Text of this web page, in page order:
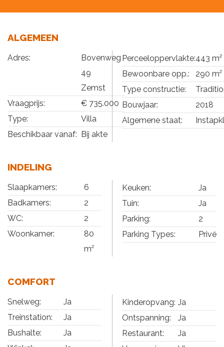
ALGEMEEN
Adres:
Bovenweg
49
Zemst
Vraagprijs:
€ 735.000
Type:
Villa
Beschikbaar vanaf: Bij akte
Perceeloppervlakte:443 m²
Bewoonbare opp.:
290 m²
Type constructie:
Bouwjaar:
2018
Algemene staat:
INDELING
Slaapkamers:
6
Badkamers:
2
WC:
2
Woonkamer:
80
m²
Keuken:
Ja
Tuin:
Ja
Parking:
2
Parking Types:
Privé
COMFORT
Snelweg:
Ja
Treinstation:
Ja
Bushalte:
Ja
Kinderopvang: Ja
Ontspanning:
Ja
Restaurant:
Ja